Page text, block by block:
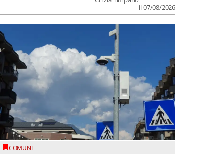
il 07/08/2026
COMUNI